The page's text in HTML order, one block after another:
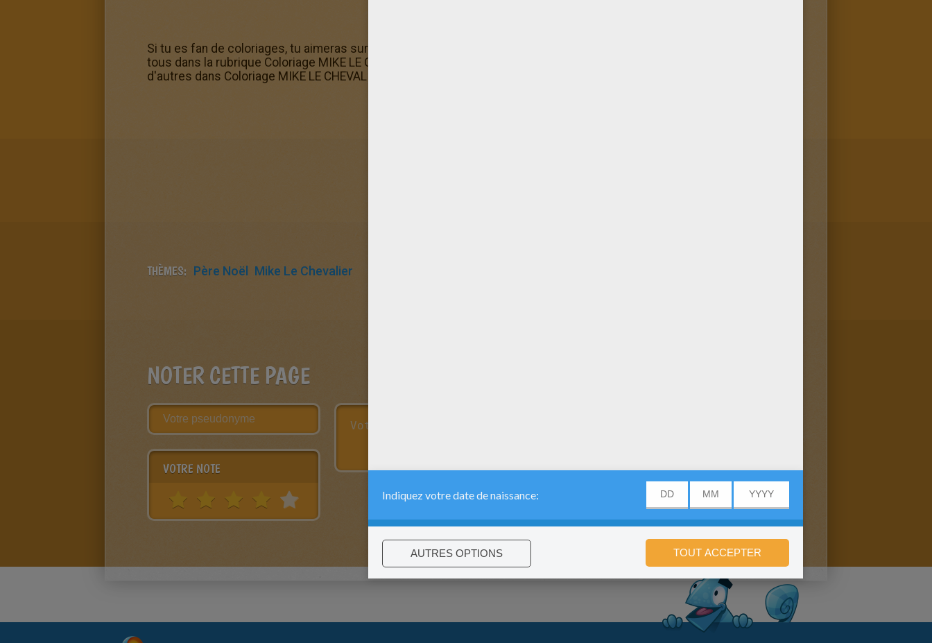
Si tu es fan de coloriages, tu aimeras surement aussi coloriage PERE NOEL à colorier! Ils sont gratuits et se trouvent
tous dans la rubrique Coloriage MIKE LE CHEVALIER Si tu aimes le coloriage PERE NOEL à colorier? Tu en trouveras
d'autres dans Coloriage MIKE LE CHEVALIER.
THÈMES: Père Noël Mike Le Chevalier
NOTER CETTE PAGE
VOTRE NOTE